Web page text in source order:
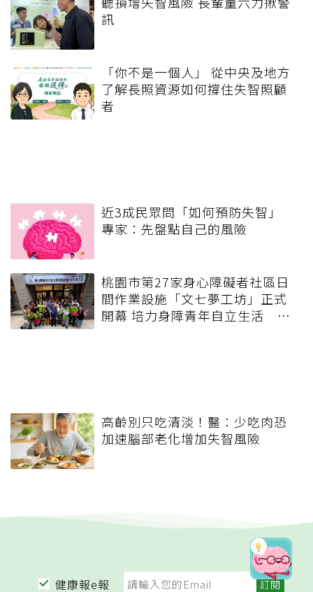
訊
「你不是一個人」 從中央及地方
了解長照資源如何撐住失智照顧
者
近3成民眾問「如何預防失智」
專家：先盤點自己的風險
桃園市第27家身心障礙者社區日
間作業設施「文七夢工坊」正式
開幕 培力身障青年自立生活 攜
高齡別只吃清淡！醫：少吃肉恐
加速腦部老化增加失智風險
健康報e報